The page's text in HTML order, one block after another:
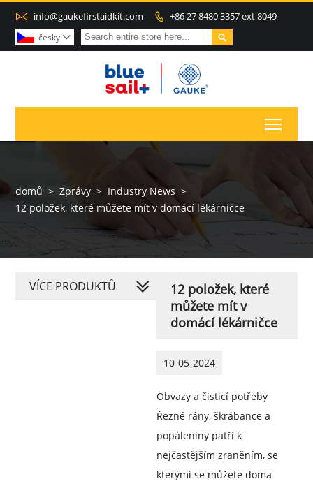
 info@gaukefirstaidkit.com  +86 27 8480 3357 ext 8049

česky 
domů > Zprávy > Industry News >
12 položek, které můžete mít v domácí lékárničce
12 položek, které
můžete mít v
domácí lékárničce
10-05-2024
Obvazy a čisticí potřeby
Řezné rány, škrábance a
popáleniny patří k
nejčastějším zraněním, se
kterými se můžete doma
VÍCE PRODUKTŮ